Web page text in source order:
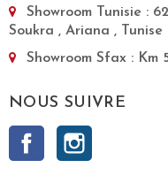
Showroom Tunisie :
Soukra , Ariana , Tunise
Showroom Sfax : Km
NOUS SUIVRE
Facebook